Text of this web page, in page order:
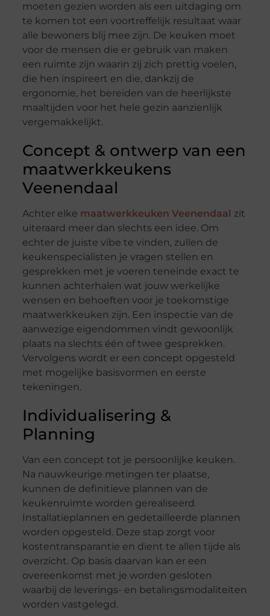
moeten gezien worden als een uitdaging om
te komen tot een voortreffelijk resultaat waar
alle bewoners blij mee zijn. De keuken moet
voor de mensen die er gebruik van maken
een ruimte zijn waarin zij zich prettig voelen,
die hen inspireert en die, dankzij de
ergonomie, het bereiden van de heerlijkste
maaltijden voor het hele gezin aanzienlijk
vergemakkelijkt.
Concept & ontwerp van een
maatwerkkeukens
Veenendaal
Achter elke maatwerkkeuken Veenendaal zit
uiteraard meer dan slechts een idee. Om
echter de juiste vibe te vinden, zullen de
keukenspecialisten je vragen stellen en
gesprekken met je voeren teneinde exact te
kunnen achterhalen wat jouw werkelijke
wensen en behoeften voor je toekomstige
maatwerkkeuken zijn. Een inspectie van de
aanwezige eigendommen vindt gewoonlijk
plaats na slechts één of twee gesprekken.
Vervolgens wordt er een concept opgesteld
met mogelijke basisvormen en eerste
tekeningen.
Individualisering &
Planning
Van een concept tot je persoonlijke keuken.
Na nauwkeurige metingen ter plaatse,
kunnen de definitieve plannen van de
keukenruimte worden gerealiseerd.
Installatieplannen en gedetailleerde plannen
worden opgesteld. Deze stap zorgt voor
kostentransparantie en dient te allen tijde als
overzicht. Op basis daarvan kan er een
overeenkomst met je worden gesloten
waarbij de leverings- en betalingsmodaliteiten
worden vastgelegd.